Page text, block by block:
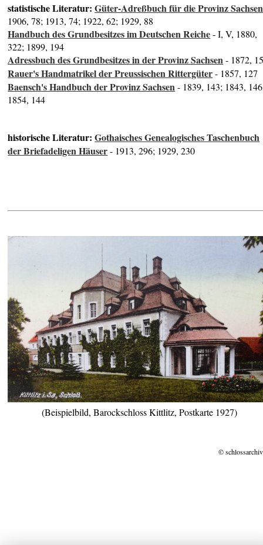
statistische Literatur:Güter-Adreßbuch für die Provinz Sachsen
1906, 78; 1913, 74; 1922, 62; 1929, 88
Handbuch des Grundbesitzes im Deutschen Reiche- I, V, 1880,
322; 1899, 194
Adressbuch des Grundbesitzes in der Provinz Sachsen- 1872,
Rauer's Handmatrikel der Preussischen Rittergüter- 1857, 127
Baensch's Handbuch der Provinz Sachsen- 1839, 143; 1843,
1854, 144
historische Literatur:Gothaisches Genealogisches Taschenbuch
der Briefadeligen Häuser- 1913, 296; 1929, 230
(Beispielbild, Barockschloss Kittlitz, Postkarte 1927)
©